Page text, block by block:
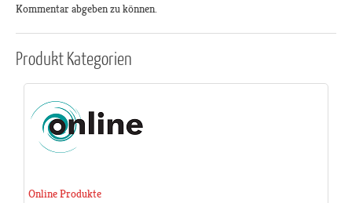
Kommentar abgeben zu können.
ProduktKategorien
Online Produkte